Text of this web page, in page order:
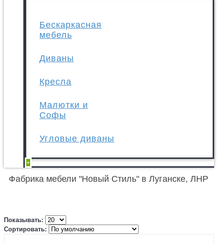
Бескаркасная
мебель
Диваны
Кресла
Малютки и
Софы
Угловые диваны
+
Фабрика мебели "Новый Стиль" в Луганске, ЛНР
Показывать:
Сортировать: